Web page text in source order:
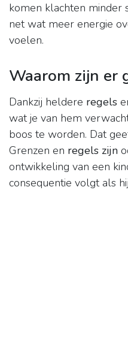
komen klachten minder
net wat meer energie
voelen.
Waarom zijn er
Dankzij heldere regels
wat je van hem
boos te worden. Dat
Grenzen en regels zijn
ontwikkeling van een
consequentie volgt als